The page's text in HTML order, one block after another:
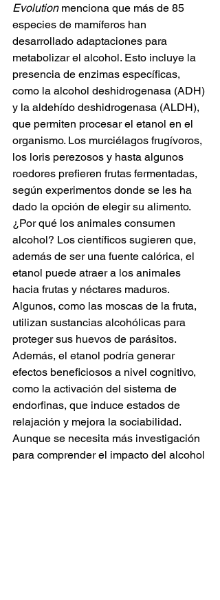
Evolution menciona que más de 85
especies de mamíferos han
desarrollado adaptaciones para
metabolizar el alcohol. Esto incluye la
presencia de enzimas específicas,
como la alcohol deshidrogenasa (ADH)
y la aldehído deshidrogenasa (ALDH),
que permiten procesar el etanol en el
organismo. Los murciélagos frugívoros,
los loris perezosos y hasta algunos
roedores prefieren frutas fermentadas,
según experimentos donde se les ha
dado la opción de elegir su alimento.
¿Por qué los animales consumen
alcohol? Los científicos sugieren que,
además de ser una fuente calórica, el
etanol puede atraer a los animales
hacia frutas y néctares maduros.
Algunos, como las moscas de la fruta,
utilizan sustancias alcohólicas para
proteger sus huevos de parásitos.
Además, el etanol podría generar
efectos beneficiosos a nivel cognitivo,
como la activación del sistema de
endorfinas, que induce estados de
relajación y mejora la sociabilidad.
Aunque se necesita más investigación
para comprender el impacto del alcohol